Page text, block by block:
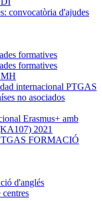
convocatòria d'ajudes
formatives
formatives
internacional PTGAS
no asociados
Erasmus+ amb
2021
FORMACIÓ
d'anglés